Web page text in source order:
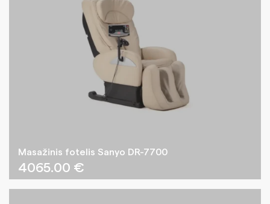
Masažinis fotelis Sanyo DR-7700
4065.00 €